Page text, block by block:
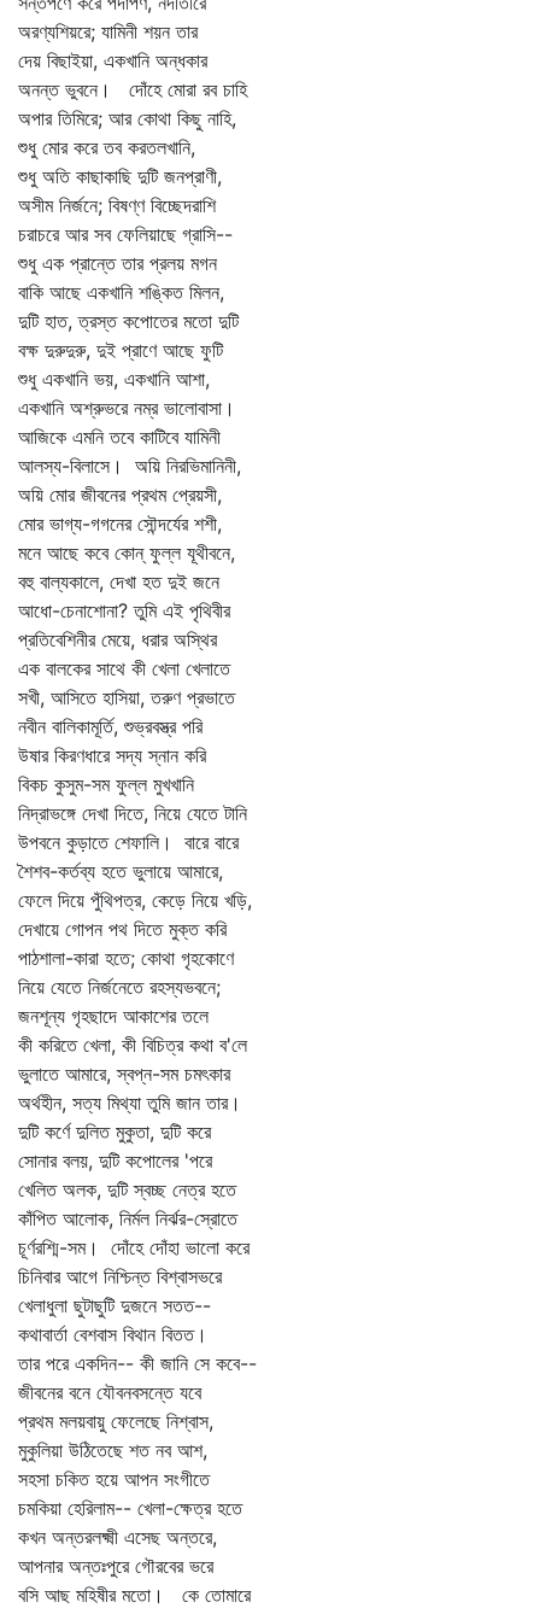
অরণ্যশিয়রে; যামিনী শয়ন তার
দেয় বিছাইয়া, একখানি অন্ধকার
অনন্ত ভুবনে। দোঁহে মোরা রব চাহি
অপার তিমিরে; আর কোথা কিছু নাহি,
শুধু মোর করে তব করতলখানি,
শুধু অতি কাছাকাছি দুটি জনপ্রাণী,
অসীম নির্জনে; বিষণ্ণ বিচ্ছেদরাশি
চরাচরে আর সব ফেলিয়াছে গ্রাসি--
শুধু এক প্রান্তে তার প্রলয় মগন
বাকি আছে একখানি শঙ্কিত মিলন,
দুটি হাত, ত্রস্ত কপোতের মতো দুটি
বক্ষ দুরুদুরু, দুই প্রাণে আছে ফুটি
শুধু একখানি ভয়, একখানি আশা,
একখানি অশ্রুভরে নম্র ভালোবাসা।
আজিকে এমনি তবে কাটিবে যামিনী
আলস্য-বিলাসে। অয়ি নিরভিমানিনী,
অয়ি মোর জীবনের প্রথম প্রেয়সী,
মোর ভাগ্য-গগনের সৌন্দর্যের শশী,
মনে আছে কবে কোন্‌ ফুল্ল যূথীবনে,
বহু বাল্যকালে, দেখা হত দুই জনে
আধো-চেনাশোনা? তুমি এই পৃথিবীর
প্রতিবেশিনীর মেয়ে, ধরার অস্থির
এক বালকের সাথে কী খেলা খেলাতে
সখী, আসিতে হাসিয়া, তরুণ প্রভাতে
নবীন বালিকামূর্তি, শুভ্রবস্ত্র পরি
উষার কিরণধারে সদ্য স্নান করি
বিকচ কুসুম-সম ফুল্ল মুখখানি
নিদ্রাভঙ্গে দেখা দিতে, নিয়ে যেতে টানি
উপবনে কুড়াতে শেফালি। বারে বারে
শৈশব-কর্তব্য হতে ভুলায়ে আমারে,
ফেলে দিয়ে পুঁথিপত্র, কেড়ে নিয়ে খড়ি,
দেখায়ে গোপন পথ দিতে মুক্ত করি
পাঠশালা-কারা হতে; কোথা গৃহকোণে
নিয়ে যেতে নির্জনেতে রহস্যভবনে;
জনশূন্য গৃহছাদে আকাশের তলে
কী করিতে খেলা, কী বিচিত্র কথা ব'লে
ভুলাতে আমারে, স্বপ্ন-সম চমৎকার
অর্থহীন, সত্য মিথ্যা তুমি জান তার।
দুটি কর্ণে দুলিত মুকুতা, দুটি করে
সোনার বলয়, দুটি কপোলের 'পরে
খেলিত অলক, দুটি স্বচ্ছ নেত্র হতে
কাঁপিত আলোক, নির্মল নির্ঝর-স্রোতে
চূর্ণরশ্মি-সম। দোঁহে দোঁহা ভালো করে
চিনিবার আগে নিশ্চিন্ত বিশ্বাসভরে
খেলাধুলা ছুটাছুটি দুজনে সতত--
কথাবার্তা বেশবাস বিথান বিতত।
তার পরে একদিন-- কী জানি সে কবে--
জীবনের বনে যৌবনবসন্তে যবে
প্রথম মলয়বায়ু ফেলেছে নিশ্বাস,
মুকুলিয়া উঠিতেছে শত নব আশ,
সহসা চকিত হয়ে আপন সংগীতে
চমকিয়া হেরিলাম-- খেলা-ক্ষেত্র হতে
কখন অন্তরলক্ষ্মী এসেছ অন্তরে,
আপনার অন্তঃপুরে গৌরবের ভরে
বসি আছ মহিষীর মতো। কে তোমারে